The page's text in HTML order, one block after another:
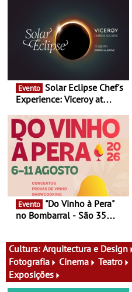
Evento
Experience: Viceroy at
Michelin para uma noite
exclusiva
Evento
no Bombarral - São 35
experiências
Cultura: Arquitectura e Design
Fotografia
Cinema Teatro
Exposições